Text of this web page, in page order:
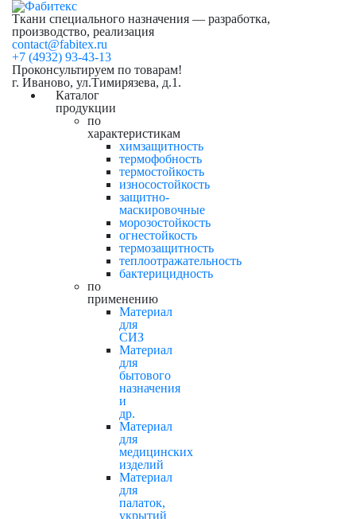
Ткани специального назначения — разработка,
производство, реализация
contact@fabitex.ru
+7 (4932) 93-43-13
Проконсультируем по товарам!
г. Иваново, ул.Тимирязева, д.1.
Каталог
продукции
по
характеристикам
химзащитность
термофобность
термостойкость
износостойкость
защитно-
маскировочные
морозостойкость
огнестойкость
термозащитность
теплоотражательность
бактерицидность
по
применению
Материал
для
СИЗ
Материал
для
бытового
назначения
и
др.
Материал
для
медицинских
изделий
Материал
для
палаток,
укрытий